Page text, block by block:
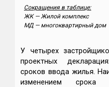
Сокращения в таблице:
ЖК — Жилой комплекс
МД — многоквартирный дом
У четырех
проектных
сроков ввода жилья.
изменением